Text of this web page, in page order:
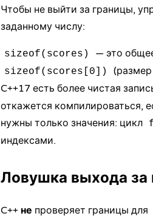
Чтобы не выйти за границы,
заданному числу:
sizeof(scores) — это
sizeof(scores[0])
C++17 есть более чистая
откажется компилироваться,
нужны только значения: цикл
индексами.
Ловушка выхода за
C++ не проверяет границы для